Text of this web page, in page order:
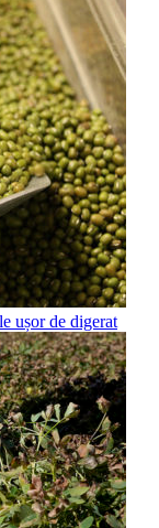
ușor de digerat